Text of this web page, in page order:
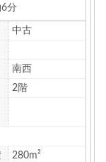
分
中古
南西
2階
280m²